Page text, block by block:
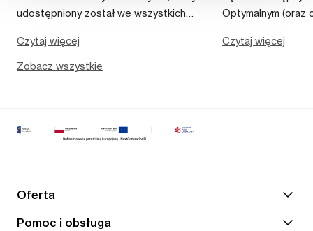
udostępniony został we wszystkich
który trafił do pakietu Optymalnego i
Czytaj więcej
Optymalnym (oraz
umowy zawarte
Czytaj więcej
Zobacz wszystkie
Oferta
Pomoc i obsługa